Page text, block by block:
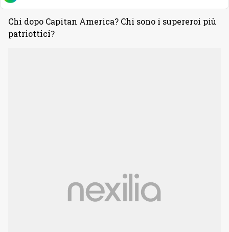
Chi dopo Capitan America? Chi sono i supereroi più
patriottici?